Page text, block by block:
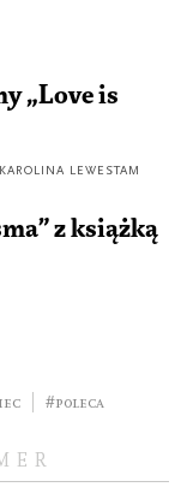
„Love is
KAROLINA LEWESTAM
z książką
#poleca